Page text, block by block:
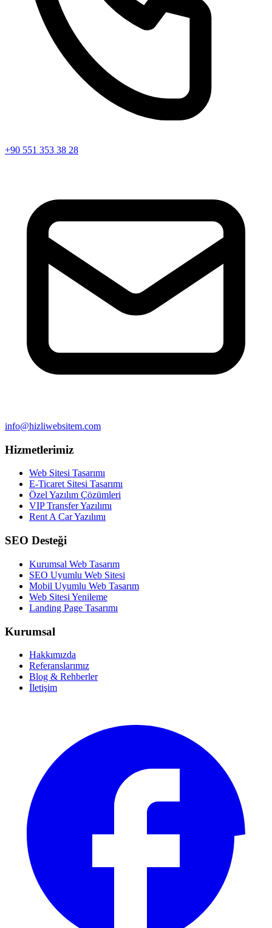
+90 551 353 38 28
info@hizliwebsitem.com
Hizmetlerimiz
Web Sitesi Tasarımı
E-Ticaret Sitesi Tasarımı
Özel Yazılım Çözümleri
VIP Transfer Yazılımı
Rent A Car Yazılımı
SEO Desteği
Kurumsal Web Tasarım
SEO Uyumlu Web Sitesi
Mobil Uyumlu Web Tasarım
Web Sitesi Yenileme
Landing Page Tasarımı
Kurumsal
Hakkımızda
Referanslarımız
Blog & Rehberler
İletişim